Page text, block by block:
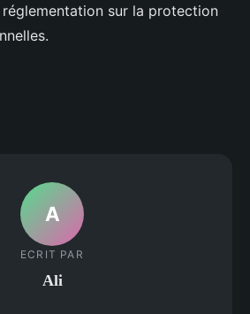
sur la protection
A
ECRIT PAR
Ali